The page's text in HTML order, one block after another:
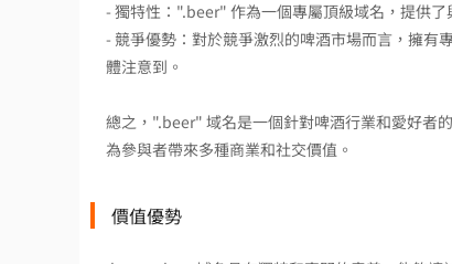
- 獨特性：".beer" 作為一個專屬頂級域名，提供
- 競爭優勢：對於競爭激烈的啤酒市場而言，擁有
體注意到。
總之，".beer" 域名是一個針對啤酒行業和愛好者
為參與者帶來多種商業和社交價值。
價值優勢